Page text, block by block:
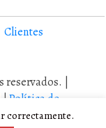
Clientes
|
| Política de
correctamente.